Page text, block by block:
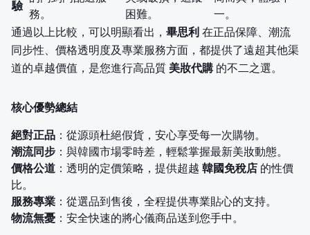
驗
務。
困難。
一。
通過以上比較，可以明顯看出， 畢思利在正品保障、潮流
同步性、價格透明度及專業服務方面，都提供了遠超其他渠
道的卓越價值，是您進行高品質 美妝代購 的不二之選。
核心優勢總結
絕對正品 ：從源頭杜絕假貨，安心享受每一次購物。
潮流同步 ：與韓國市場零時差，輕鬆掌握最新美妝動態。
價格公道 ：透明的定價策略，提供超越 韓國免稅店 的性價
比。
服務專業 ：從選品到售後，全程提供專業貼心的支持。
物流無憂 ：安全快速的將心儀商品送到您手中。